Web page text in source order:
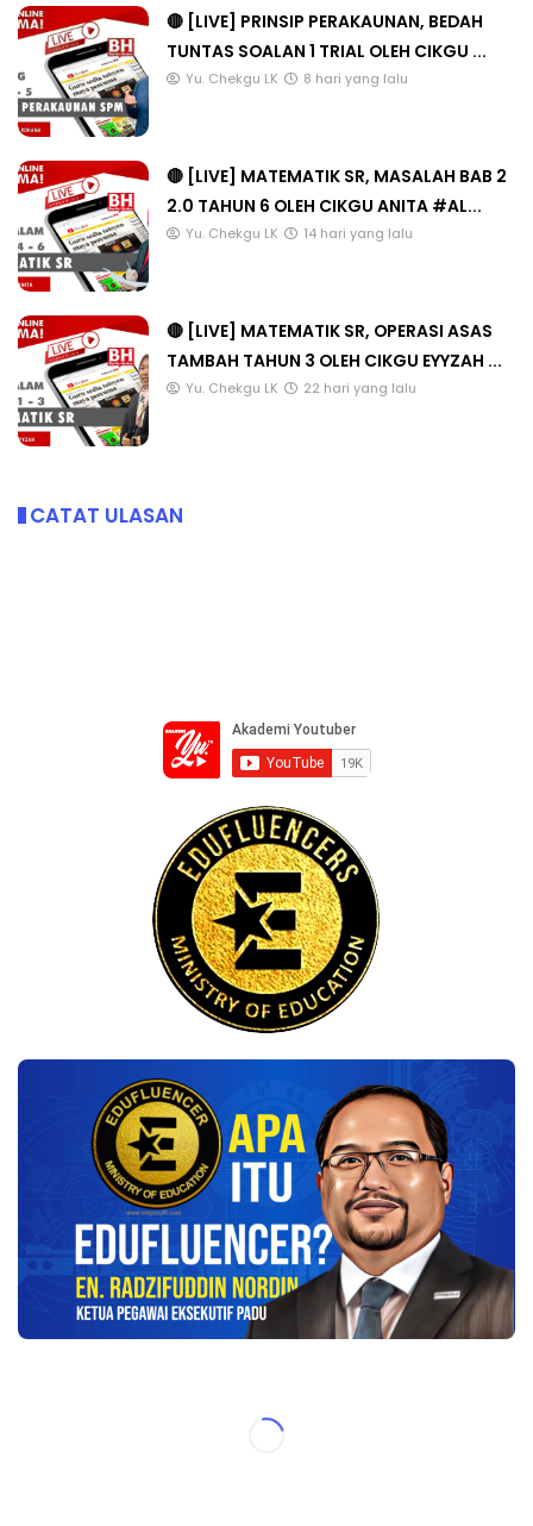
🔴 [LIVE] PRINSIP PERAKAUNAN, BEDAH
TUNTAS SOALAN 1 TRIAL OLEH CIKGU ...
Yu. Chekgu LK 8 hari yang lalu
🔴 [LIVE] MATEMATIK SR, MASALAH BAB 2
2.0 TAHUN 6 OLEH CIKGU ANITA #AL...
Yu. Chekgu LK 14 hari yang lalu
🔴 [LIVE] MATEMATIK SR, OPERASI ASAS
TAMBAH TAHUN 3 OLEH CIKGU EYYZAH ...
Yu. Chekgu LK 22 hari yang lalu
CATAT ULASAN